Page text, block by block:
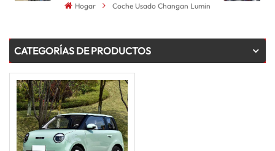
Hogar Coche Usado Changan Lumin
CATEGORÍAS DE PRODUCTOS